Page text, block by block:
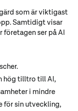
som är viktigast
Samtidigt visar
företagen ser på AI
hög tilltro till AI,
i mindre
för sin utveckling,